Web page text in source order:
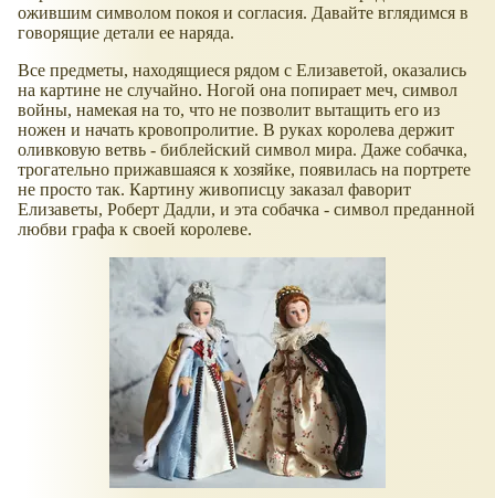
ожившим символом покоя и согласия. Давайте вглядимся в
говорящие детали ее наряда.
Все предметы, находящиеся рядом с Елизаветой, оказались
на картине не случайно. Ногой она попирает меч, символ
войны, намекая на то, что не позволит вытащить его из
ножен и начать кровопролитие. В руках королева держит
оливковую ветвь - библейский символ мира. Даже собачка,
трогательно прижавшаяся к хозяйке, появилась на портрете
не просто так. Картину живописцу заказал фаворит
Елизаветы, Роберт Дадли, и эта собачка - символ преданной
любви графа к своей королеве.